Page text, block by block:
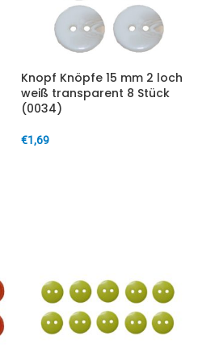
Knopf Knöpfe 15 mm 2 loch
weiß transparent 8 Stück
(0034)
€1,69